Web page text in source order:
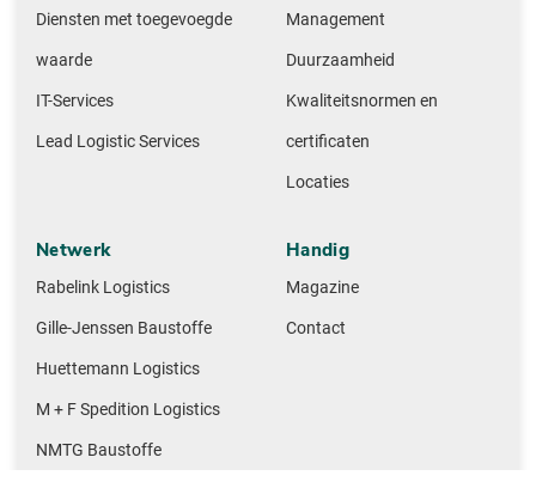
Diensten met toegevoegde
waarde
IT-Services
Lead Logistic Services
Management
Duurzaamheid
Kwaliteitsnormen en
certificaten
Locaties
Netwerk
Rabelink Logistics
Gille-Jenssen Baustoffe
Huettemann Logistics
M + F Spedition Logistics
NMTG Baustoffe
Handig
Magazine
Contact